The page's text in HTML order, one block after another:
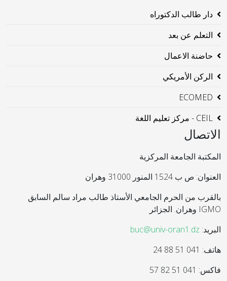
دار طالب الدكتوراه
التعلم عن بعد
حاضنة الاعمال
الركن الأمريكي
ECOMED
CEIL - مركز تعليم اللغة
الاتصال
المكتبة الجامعة المركزية
العنوان: ص ب 1524 المنور 31000 وهران
بالقرب من الحرم الجامعي الأستاذ طالب مراد سالم السابق
IGMO وهران. الجزائر
البريد: buc@univ-oran1.dz
هاتف: 041 51 88 24
فاكس: 041 51 82 57